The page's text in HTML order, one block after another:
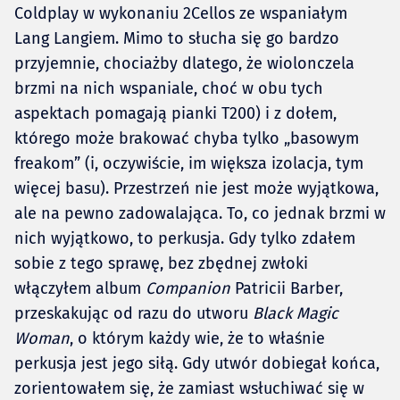
Coldplay w wykonaniu 2Cellos ze wspaniałym
Lang Langiem. Mimo to słucha się go bardzo
przyjemnie, chociażby dlatego, że wiolonczela
brzmi na nich wspaniale, choć w obu tych
aspektach pomagają pianki T200) i z dołem,
którego może brakować chyba tylko „basowym
freakom” (i, oczywiście, im większa izolacja, tym
więcej basu). Przestrzeń nie jest może wyjątkowa,
ale na pewno zadowalająca. To, co jednak brzmi w
nich wyjątkowo, to perkusja. Gdy tylko zdałem
sobie z tego sprawę, bez zbędnej zwłoki
włączyłem album Companion Patricii Barber,
przeskakując od razu do utworu Black Magic
Woman, o którym każdy wie, że to właśnie
perkusja jest jego siłą. Gdy utwór dobiegał końca,
zorientowałem się, że zamiast wsłuchiwać się w